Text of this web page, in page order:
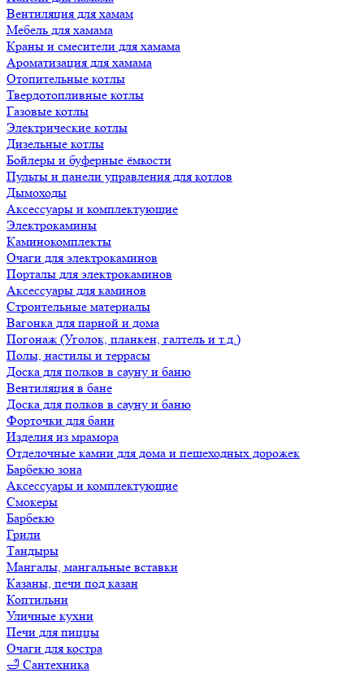
Вентиляция для хамам
Мебель для хамама
Краны и смесители для хамама
Ароматизация для хамама
Отопительные котлы
Твердотопливные котлы
Газовые котлы
Электрические котлы
Дизельные котлы
Бойлеры и буферные ёмкости
Пульты и панели управления для котлов
Дымоходы
Аксессуары и комплектующие
Электрокамины
Каминокомплекты
Очаги для электрокаминов
Порталы для электрокаминов
Аксессуары для каминов
Строительные материалы
Вагонка для парной и дома
Погонаж (Уголок, планкен, галтель и т.д.)
Полы, настилы и террасы
Доска для полков в сауну и баню
Вентиляция в бане
Доска для полков в сауну и баню
Форточки для бани
Изделия из мрамора
Отделочные камни для дома и пешеходных дорожек
Барбекю зона
Аксессуары и комплектующие
Смокеры
Барбекю
Грили
Тандыры
Мангалы, мангальные вставки
Казаны, печи под казан
Коптильни
Уличные кухни
Печи для пиццы
Очаги для костра
🛁 Сантехника